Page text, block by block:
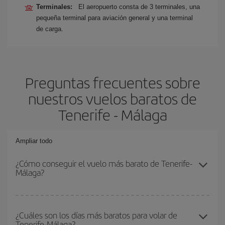
Terminales:
El aeropuerto consta de 3 terminales, una
pequeña terminal para aviación general y una terminal
de carga.
Preguntas frecuentes sobre
nuestros vuelos baratos de
Tenerife - Málaga
Ampliar todo
¿Cómo conseguir el vuelo más barato de Tenerife-
Málaga?
conseguir el vuelo más barato si evitas temporadas altas,
compras con antelación y puedes ser flexible con las fechas y
¿Cuáles son los días más baratos para volar de